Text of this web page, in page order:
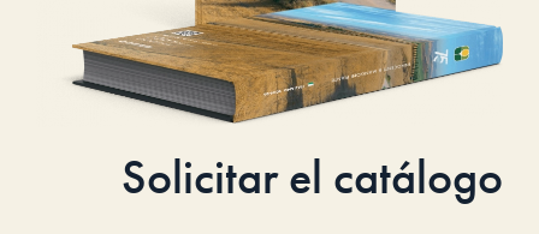
Solicitar el catálogo